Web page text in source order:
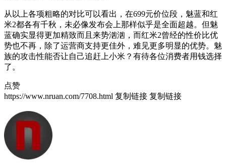
从以上各项粗略的对比可以看出，在699元价位段，魅蓝和红
米2都各有千秋，未必像发布会上那样似乎是全面超越。但魅
蓝确实显得更加精致而且来势汹汹，而红米2曾经的性价比优
势也不再，除了运营商支持更佳外，难见更多明显的优势。魅
族的攻击性能否让自己追赶上小米？有待各位消费者用钱选择
了。
点赞
https://www.nruan.com/7708.html 复制链接 复制链接